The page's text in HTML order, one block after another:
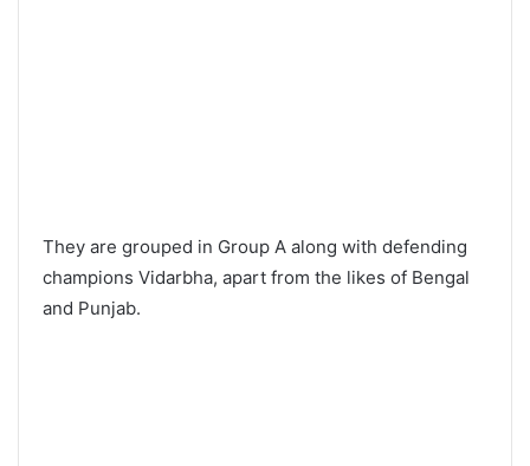
They are grouped in Group A along with defending
champions Vidarbha, apart from the likes of Bengal
and Punjab.